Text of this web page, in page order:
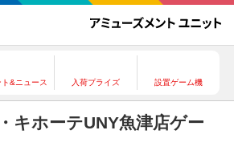
ト&ニュース 入荷プライズ 設置ゲーム機
キホーテUNY魚津店ゲー